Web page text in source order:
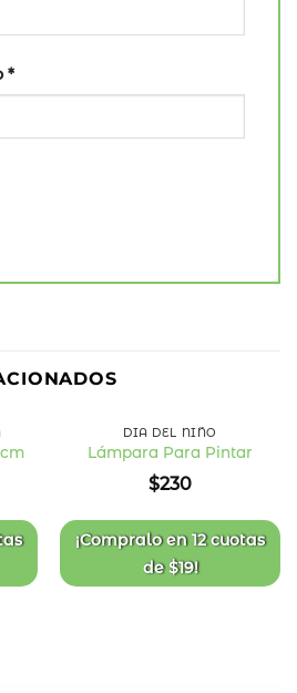
*
de
deseos
DÍA DEL NIÑO
Lámpara Para Pintar
$230
¡Compralo en12 cuotas
de$19!